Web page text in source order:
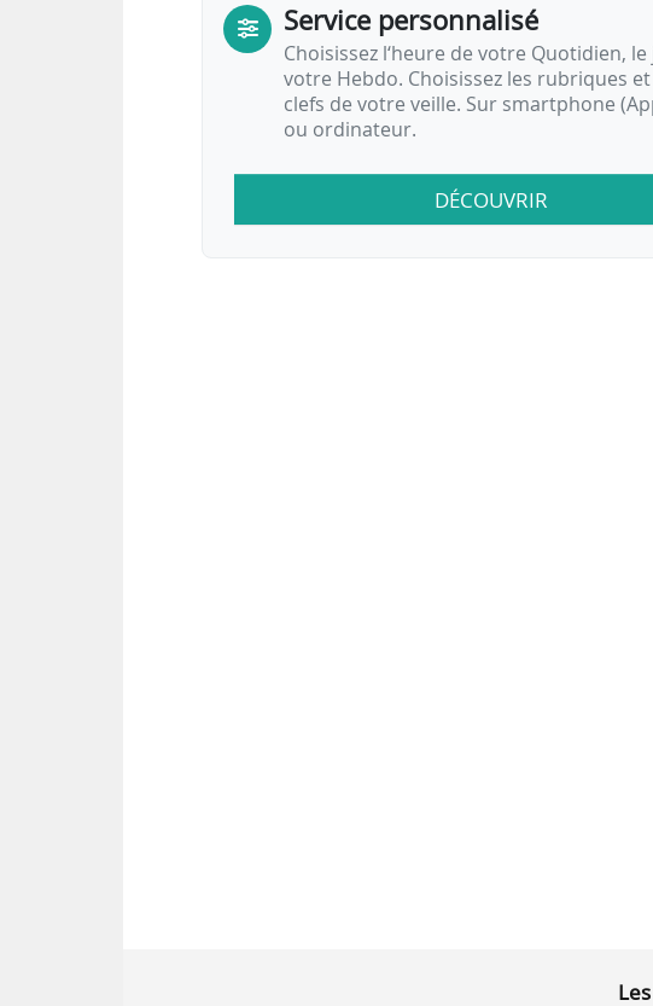
Service personnalisé
Choisissez l‘heure de votre Quotidien,
votre Hebdo. Choisissez les rubriques
clefs de votre veille. Sur smartphone
ou ordinateur.
DÉCOUVRIR